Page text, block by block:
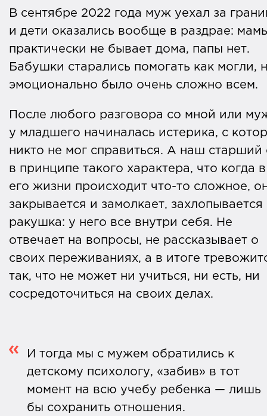
В сентябре 2022 года муж уехал за
и дети оказались вообще в раздрае:
практически не бывает дома, папы нет.
Бабушки старались помогать как могли,
эмоционально было очень сложно всем.
После любого разговора со мной или
у младшего начиналась истерика, с
никто не мог справиться. А наш старший
в принципе такого характера, что когда в
его жизни происходит что-то сложное,
закрывается и замолкает, захлопывается
ракушка: у него все внутри себя. Не
отвечает на вопросы, не рассказывает о
своих переживаниях, а в итоге
так, что не может ни учиться, ни есть, ни
сосредоточиться на своих делах.
И тогда мы с мужем обратились к
детскому психологу, «забив» в тот
момент на всю учебу ребенка — лишь
бы сохранить отношения.